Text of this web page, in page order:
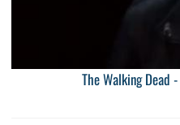
The Walking Dead